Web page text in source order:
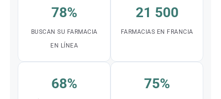
78%
BUSCAN SU FARMACIA
EN LÍNEA
21 500
FARMACIAS EN FRANCIA
68% 75%